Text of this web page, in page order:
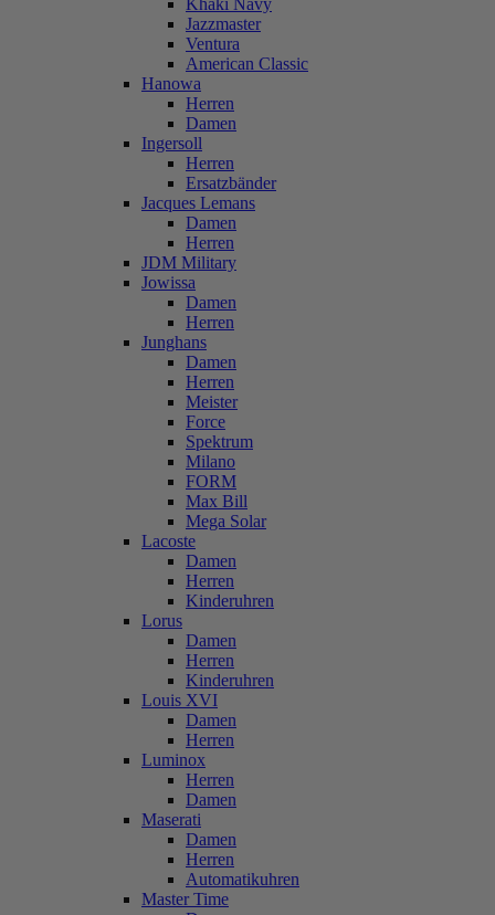
Khaki Navy
Jazzmaster
Ventura
American Classic
Hanowa
Herren
Damen
Ingersoll
Herren
Ersatzbänder
Jacques Lemans
Damen
Herren
JDM Military
Jowissa
Damen
Herren
Junghans
Damen
Herren
Meister
Force
Spektrum
Milano
FORM
Max Bill
Mega Solar
Lacoste
Damen
Herren
Kinderuhren
Lorus
Damen
Herren
Kinderuhren
Louis XVI
Damen
Herren
Luminox
Herren
Damen
Maserati
Damen
Herren
Automatikuhren
Master Time